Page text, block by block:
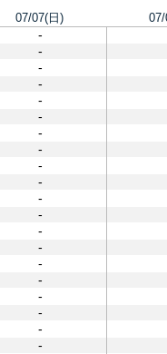
07/07(日)
-
-
-
-
-
-
-
-
-
-
-
-
-
-
-
-
-
-
-
-